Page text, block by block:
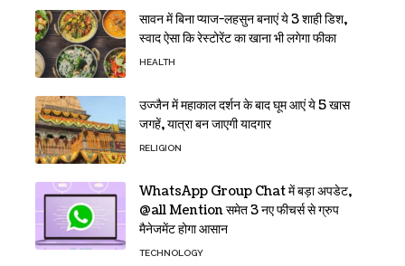
सावन में बिना प्याज-लहसुन बनाएं ये 3 शाही डिश,
स्वाद ऐसा कि रेस्टोरेंट का खाना भी लगेगा फीका
HEALTH
उज्जैन में महाकाल दर्शन के बाद घूम आएं ये 5 खास
जगहें, यात्रा बन जाएगी यादगार
RELIGION
WhatsApp Group Chat में बड़ा अपडेट,
@all Mention समेत 3 नए फीचर्स से ग्रुप
मैनेजमेंट होगा आसान
TECHNOLOGY